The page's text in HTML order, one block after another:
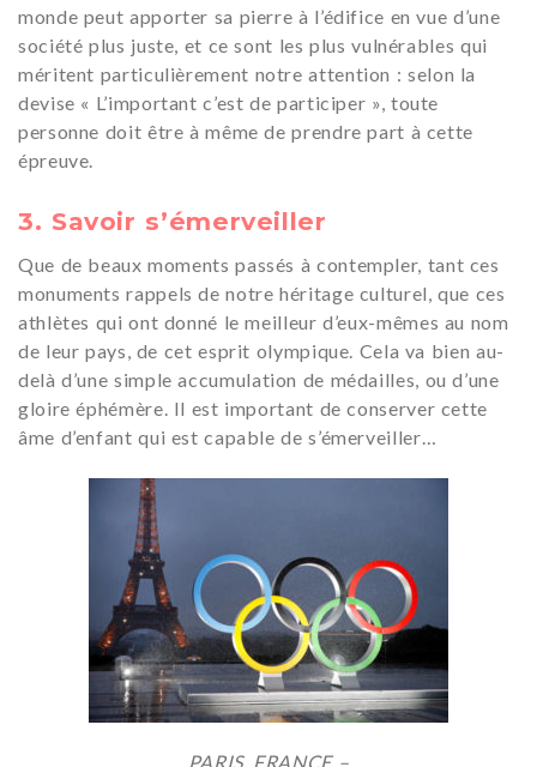
monde peut apporter sa pierre à l’édifice en vue d’une
société plus juste, et ce sont les plus vulnérables qui
méritent particulièrement notre attention : selon la
devise « L’important c’est de participer », toute
personne doit être à même de prendre part à cette
épreuve.
3. Savoir s’émerveiller
Que de beaux moments passés à contempler, tant ces
monuments rappels de notre héritage culturel, que ces
athlètes qui ont donné le meilleur d’eux-mêmes au nom
de leur pays, de cet esprit olympique. Cela va bien au-
delà d’une simple accumulation de médailles, ou d’une
gloire éphémère. Il est important de conserver cette
âme d’enfant qui est capable de s’émerveiller…
PARIS, FRANCE –